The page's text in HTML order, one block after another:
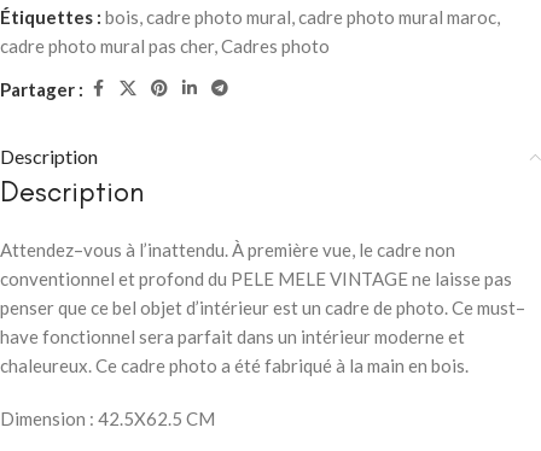
Étiquettes : bois,cadre photo mural,cadre photo mural maroc,
cadre photo mural pas cher,Cadres photo
Partager :
Description
Description
Attendez–vous à l’inattendu. À première vue, le cadre non
conventionnel et profond du PELE MELE VINTAGE ne laisse pas
penser que ce bel objet d’intérieur est un cadre de photo. Ce must–
have fonctionnel sera parfait dans un intérieur moderne et
chaleureux. Ce cadre photo a été fabriqué à la main en bois.
Dimension : 42.5X62.5 CM